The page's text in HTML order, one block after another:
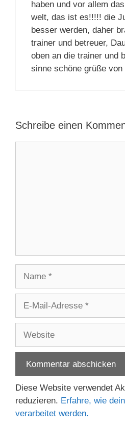
haben und vor allem
welt, das ist es!!!!! die
besser werden, daher
trainer und betreuer,
oben an die trainer und
sinne schöne grüße von
Schreibe einen
Adresse
Diese Website verwendet
reduzieren. Erfahre, wie
verarbeitet werden.